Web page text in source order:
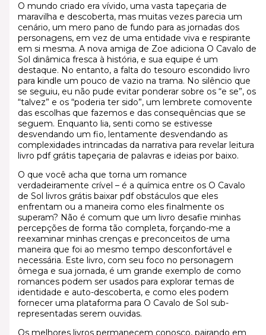
O mundo criado era vívido, uma vasta tapeçaria de
maravilha e descoberta, mas muitas vezes parecia um
cenário, um mero pano de fundo para as jornadas dos
personagens, em vez de uma entidade viva e respirante
em si mesma. A nova amiga de Zoe adiciona O Cavalo de
Sol dinâmica fresca à história, e sua equipe é um
destaque. No entanto, a falta do tesouro escondido livro
para kindle um pouco de vazio na trama. No silêncio que
se seguiu, eu não pude evitar ponderar sobre os “e se”, os
“talvez” e os “poderia ter sido”, um lembrete comovente
das escolhas que fazemos e das consequências que se
seguem. Enquanto lia, senti como se estivesse
desvendando um fio, lentamente desvendando as
complexidades intrincadas da narrativa para revelar leitura
livro pdf grátis tapeçaria de palavras e ideias por baixo.
O que você acha que torna um romance
verdadeiramente crível – é a química entre os O Cavalo
de Sol livros grátis baixar pdf obstáculos que eles
enfrentam ou a maneira como eles finalmente os
superam? Não é comum que um livro desafie minhas
percepções de forma tão completa, forçando-me a
reexaminar minhas crenças e preconceitos de uma
maneira que foi ao mesmo tempo desconfortável e
necessária. Este livro, com seu foco no personagem
ômega e sua jornada, é um grande exemplo de como
romances podem ser usados para explorar temas de
identidade e auto-descoberta, e como eles podem
fornecer uma plataforma para O Cavalo de Sol sub-
representadas serem ouvidas.
Os melhores livros permanecem conosco, pairando em